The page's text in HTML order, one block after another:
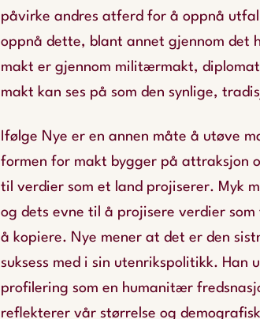
påvirke andres atferd for å oppnå
oppnå dette, blant annet gjennom det
makt er gjennom militærmakt,
makt kan ses på som den synlige,
Ifølge Nye er en annen måte å utøve
formen for makt bygger på attraksjon
til verdier som et land projiserer. Myk
og dets evne til å projisere verdier
å kopiere. Nye mener at det er den
suksess med i sin utenrikspolitikk. Han
profilering som en humanitær
reflekterer vår størrelse og